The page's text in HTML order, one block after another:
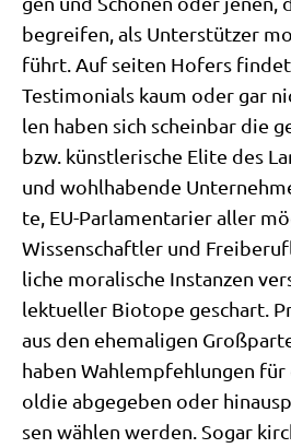
begrei­fen, als Unter­stüt­zer
führt. Auf sei­ten Hofers
Testi­mo­ni­als kaum oder gar
len haben sich schein­bar die
bzw. künst­le­ri­sche Eli­te des
und wohl­ha­ben­de
te, EU-Par­la­men­ta­ri­er aller
Wis­sen­schaft­ler und
li­che mora­li­sche Instan­zen
lek­tu­el­ler Bio­to­pe geschart.
aus den ehe­ma­li­gen
haben Wahl­emp­feh­lun­gen
ol­die abge­ge­ben oder
sen wäh­len wer­den. Sogar